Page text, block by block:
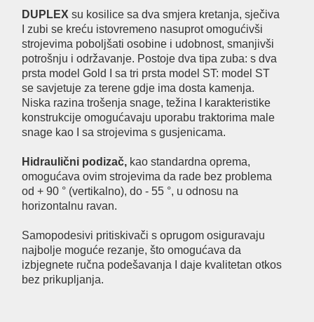
DUPLEX su kosilice sa dva smjera kretanja, sječiva
I zubi se kreću istovremeno nasuprot omogućivši
strojevima poboljšati osobine i udobnost, smanjivši
potrošnju i održavanje. Postoje dva tipa zuba: s dva
prsta model Gold I sa tri prsta model ST: model ST
se savjetuje za terene gdje ima dosta kamenja.
Niska razina trošenja snage, težina I karakteristike
konstrukcije omogućavaju uporabu traktorima male
snage kao I sa strojevima s gusjenicama.
Hidraulični podizač, kao standardna oprema,
omogućava ovim strojevima da rade bez problema
od + 90 ° (vertikalno), do - 55 °, u odnosu na
horizontalnu ravan.
Samopodesivi pritiskivači s oprugom osiguravaju
najbolje moguće rezanje, što omogućava da
izbjegnete ručna podešavanja I daje kvalitetan otkos
bez prikupljanja.